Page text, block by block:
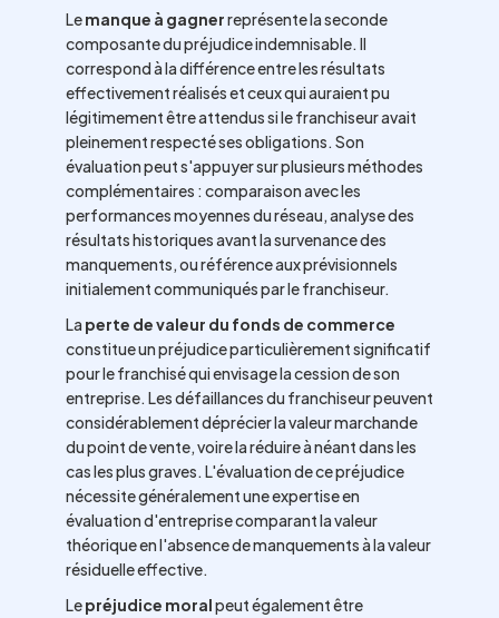
Lemanque à gagnerreprésente la seconde
composante du préjudice indemnisable. Il
correspond à la différence entre les résultats
effectivement réalisés et ceux qui auraient pu
légitimement être attendus si le franchiseur avait
pleinement respecté ses obligations. Son
évaluation peut s'appuyer sur plusieurs méthodes
complémentaires : comparaison avec les
performances moyennes du réseau, analyse des
résultats historiques avant la survenance des
manquements, ou référence aux prévisionnels
initialement communiqués par le franchiseur.
La perte de valeur du fonds de commerce
constitue un préjudice particulièrement significatif
pour le franchisé qui envisage la cession de son
entreprise. Les défaillances du franchiseur peuvent
considérablement déprécier la valeur marchande
du point de vente, voire la réduire à néant dans les
cas les plus graves. L'évaluation de ce préjudice
nécessite généralement une expertise en
évaluation d'entreprise comparant la valeur
théorique en l'absence de manquements à la valeur
résiduelle effective.
Lepréjudice moralpeut également être